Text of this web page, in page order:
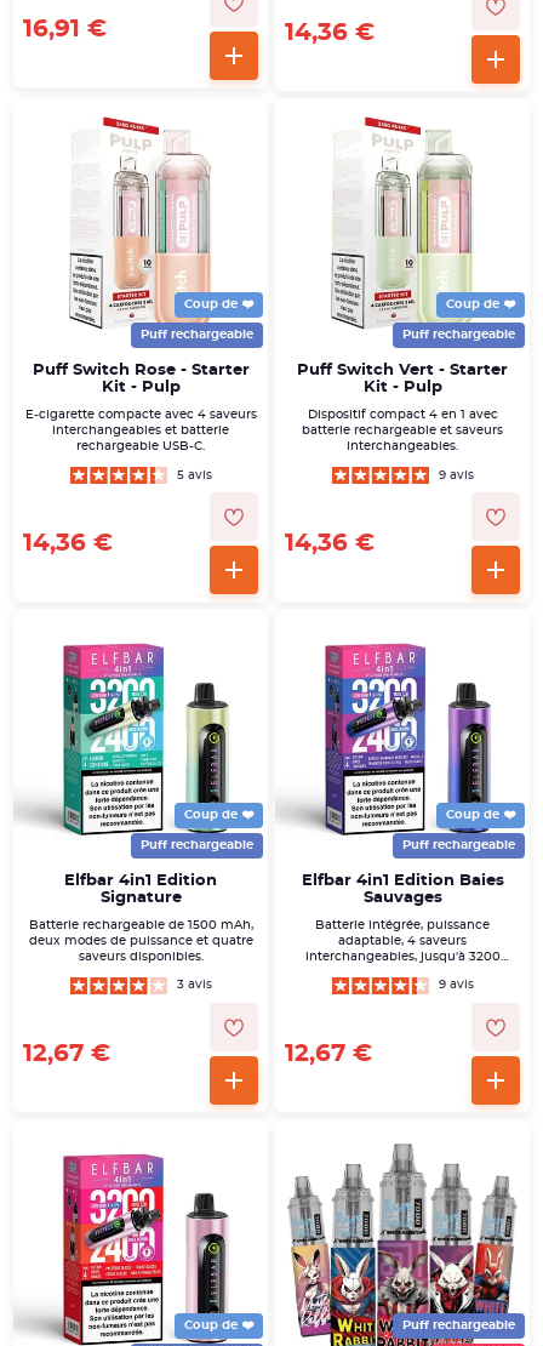
16,91 € 14,36 €
Coup de ❤️
Puff rechargeable
Puff Switch Rose - Starter
Kit - Pulp
E-cigarette compacte avec 4 saveurs
interchangeables et batterie
rechargeable USB-C.
5 avis
14,36 €
Coup de ❤️
Puff rechargeable
Puff Switch Vert - Starter
Kit - Pulp
Dispositif compact 4 en 1 avec
batterie rechargeable et saveurs
interchangeables.
9 avis
14,36 €
Coup de ❤️
Puff rechargeable
Elfbar 4in1 Edition
Signature
Batterie rechargeable de 1500 mAh,
deux modes de puissance et quatre
saveurs disponibles.
3 avis
12,67 €
Coup de ❤️
Puff rechargeable
Elfbar 4in1 Edition Baies
Sauvages
Batterie intégrée, puissance
adaptable, 4 saveurs
interchangeables, jusqu'à 3200
9 avis
12,67 €
Coup de ❤️ Puff rechargeable